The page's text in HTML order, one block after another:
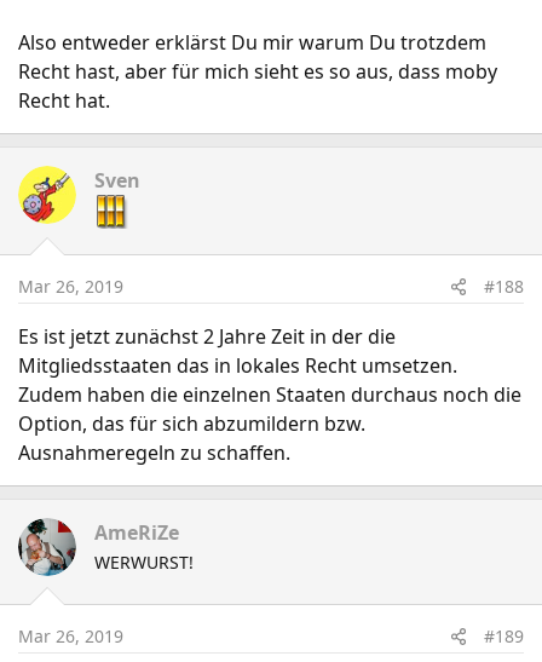
Also entweder erklärst Du mir warum Du trotzdem
Recht hast, aber für mich sieht es so aus, dass moby
Recht hat.
Sven
Mar 26, 2019 #188
Es ist jetzt zunächst 2 Jahre Zeit in der die
Mitgliedsstaaten das in lokales Recht umsetzen.
Zudem haben die einzelnen Staaten durchaus noch die
Option, das für sich abzumildern bzw.
Ausnahmeregeln zu schaffen.
AmeRiZe
WERWURST!
Mar 26, 2019 #189